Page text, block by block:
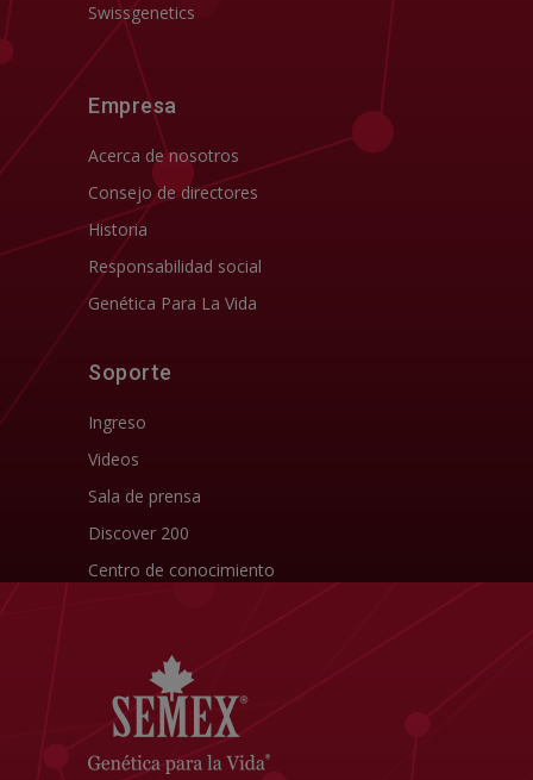
Swissgenetics
Empresa
Acerca de nosotros
Consejo de directores
Historia
Responsabilidad social
Genética Para La Vida
Soporte
Ingreso
Videos
Sala de prensa
Discover 200
Centro de conocimiento